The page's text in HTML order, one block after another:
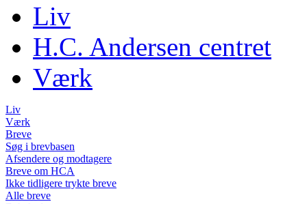
Liv
H.C. Andersen centret
Værk
Liv
Værk
Breve
Søg i brevbasen
Afsendere og modtagere
Breve om HCA
Ikke tidligere trykte breve
Alle breve